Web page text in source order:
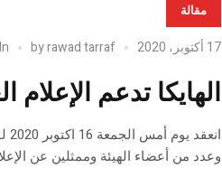
مقالة
17 أكتوبر، 2020 byrawad tarraf
In
الهايكا تدعم
وعدد من أعضاء الهيئة وممثلين عن